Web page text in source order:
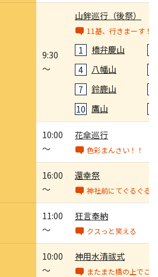
9:30
～
山鉾巡行（後祭）
11基、行きまーす！
1 橋弁慶山
4
八幡山
7
鈴鹿山
10 鷹山
10:00
～
花傘巡行
色彩まんさい！！
16:00
～
還幸祭
神社前にてぐるぐる
11:00
～
狂言奉納
クスっと笑える
10:00
～
神用水清祓式
またまた橋の上でこ